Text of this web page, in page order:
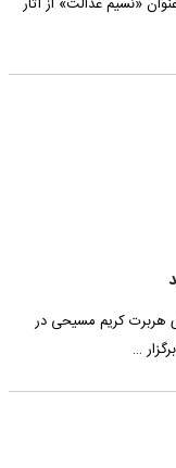
هربرت کریم مسیحی در
…